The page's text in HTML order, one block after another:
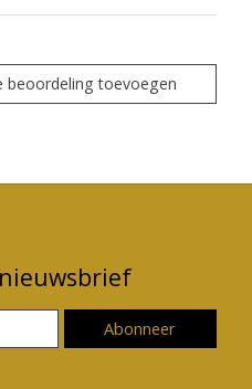
beoordeling toevoegen
Abonneer